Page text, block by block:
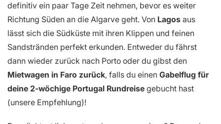
definitiv ein paar Tage Zeit nehmen, bevor es weiter
Richtung Süden an die Algarve geht. Von Lagos aus
lässt sich die Südküste mit ihren Klippen und feinen
Sandstränden perfekt erkunden. Entweder du fährst
dann wieder zurück nach Porto oder du gibst den
Mietwagen in Faro zurück, falls du einen Gabelflug für
deine 2-wöchige Portugal Rundreise gebucht hast
(unsere Empfehlung)!